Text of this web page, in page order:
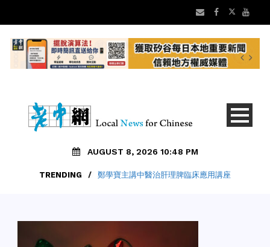
AUGUST 8, 2026 10:48 PM
TRENDING / 老中地方新聞8/8 矽谷早安 新聞摘要